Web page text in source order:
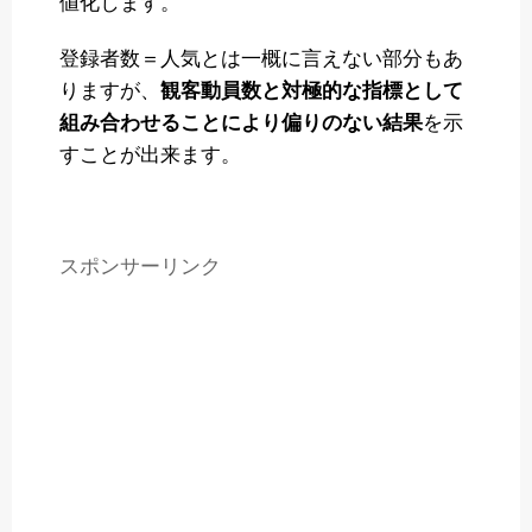
登録者数＝人気とは一概に言えない部分もあ
りますが、 観客動員数と対極的な指標として
組み合わせることにより偏りのない結果を示
すことが出来ます。
スポンサーリンク